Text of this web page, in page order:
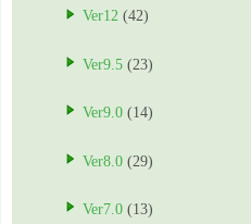
Ver12 (42)
Ver9.5 (23)
Ver9.0 (14)
Ver8.0 (29)
Ver7.0 (13)